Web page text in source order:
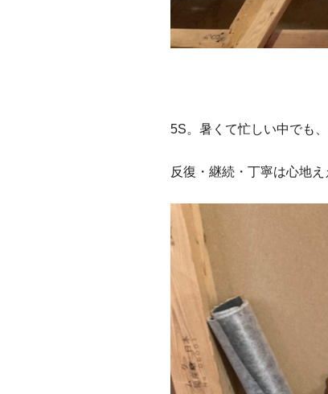
5S。暑くて忙しい中でも
反復・継続・丁寧は心地え